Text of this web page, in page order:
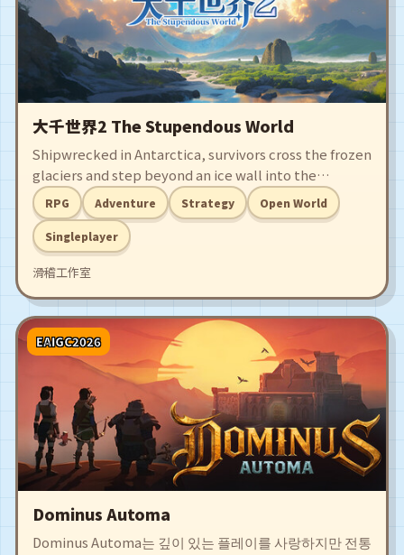
大千世界2 The Stupendous World
Shipwrecked in Antarctica, survivors cross the frozen
glaciers and step beyond an ice wall into the
boundless Great Thousand Worlds. A sandbox RPG
centered on exploration and experimentation,
featuring deeper systems, a vastly expanded world,
and long-term progression shaped by player choice.
RPG Adventure Strategy Open World
Singleplayer
滑稽工作室
EAIGC2026
Dominus Automa
Dominus Automa는 깊이 있는 플레이를 사랑하지만 전통